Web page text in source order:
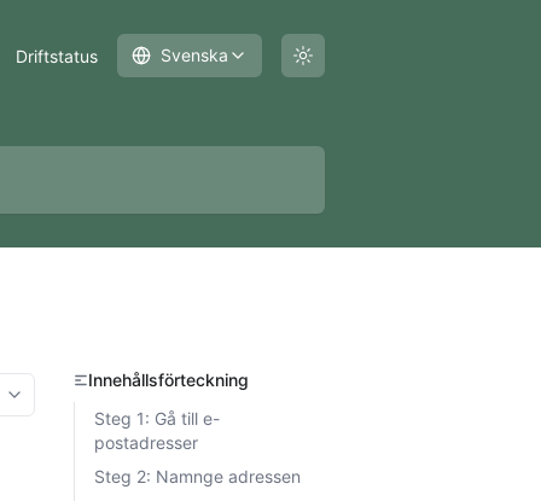
Driftstatus Svenska
More options
Innehållsförteckning
Steg 1: Gå till e-
postadresser
Steg 2: Namnge adressen